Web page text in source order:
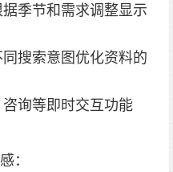
季节和需求调整显示
搜索意图优化资料的
询等即时交互功能
：